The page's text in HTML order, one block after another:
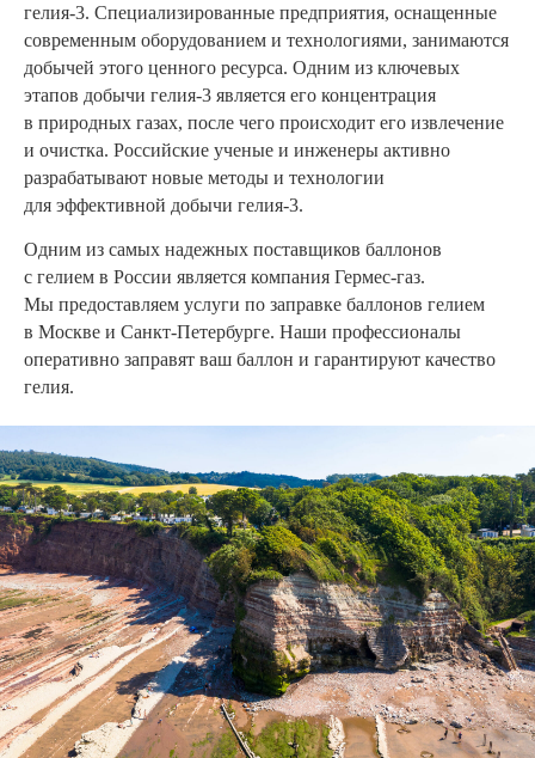
гелия-3. Специализированные предприятия, оснащенные
современным оборудованием и технологиями, занимаются
добычей этого ценного ресурса. Одним из ключевых
этапов добычи гелия-3 является его концентрация
в природных газах, после чего происходит его извлечение
и очистка. Российские ученые и инженеры активно
разрабатывают новые методы и технологии
для эффективной добычи гелия-3.
Одним из самых надежных поставщиков баллонов
с гелием в России является компания Гермес-газ.
Мы предоставляем услуги по заправке баллонов гелием
в Москве и Санкт-Петербурге. Наши профессионалы
оперативно заправят ваш баллон и гарантируют качество
гелия.